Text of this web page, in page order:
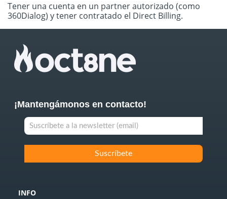
Tener una cuenta en un partner autorizado (como
360Dialog) y tener contratado el Direct Billing.
¡Mantengámonos en contacto!
INFO